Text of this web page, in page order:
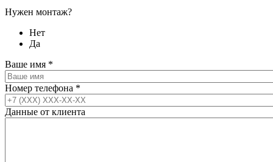
Нужен монтаж?
Нет
Да
Ваше имя *
Номер телефона *
Данные от клиента